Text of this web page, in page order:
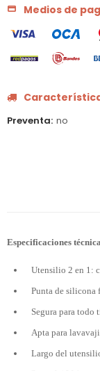
Medios de
Preventa no
Especificaciones
Utensilio 2 en 1:
Punta de silicona
Segura para todo
Apta para
Largo del